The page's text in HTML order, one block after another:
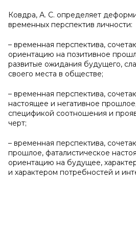
Ковдра, А. С. определяет
временных перспектив личности:
– временная перспектива,
ориентацию на позитивное
развитые ожидания будущего,
своего места в обществе;
– временная перспектива,
настоящее и негативное
спецификой соотношения и
черт;
– временная перспектива,
прошлое, фаталистическое
ориентацию на будущее,
и характером потребностей и